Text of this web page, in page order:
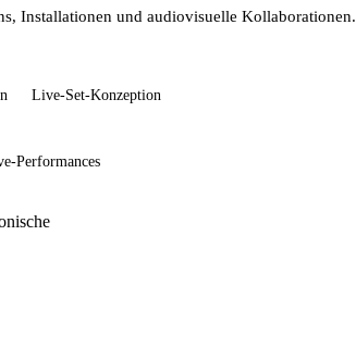
Installationen und audiovisuelle Kollaborationen.
Live-Set-Konzeption
Performances